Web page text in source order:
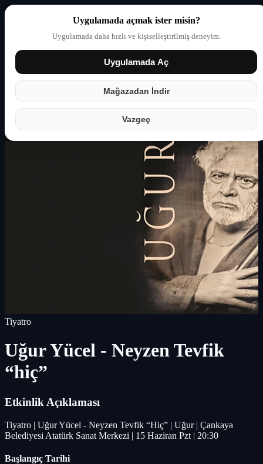
Uygulamada açmak ister misin?
Uygulamada daha hızlı ve kişiselleştirilmiş deneyim.
Uygulamada Aç
Mağazadan İndir
Vazgeç
Giriş yap Partner
Tiyatro
Uğur Yücel - Neyzen Tevfik
“hiç”
Etkinlik Açıklaması
Tiyatro | Uğur Yücel - Neyzen Tevfik “Hiç” | Uğur | Çankaya
Belediyesi Atatürk Sanat Merkezi | 15 Haziran Pzt | 20:30
Başlangıç Tarihi